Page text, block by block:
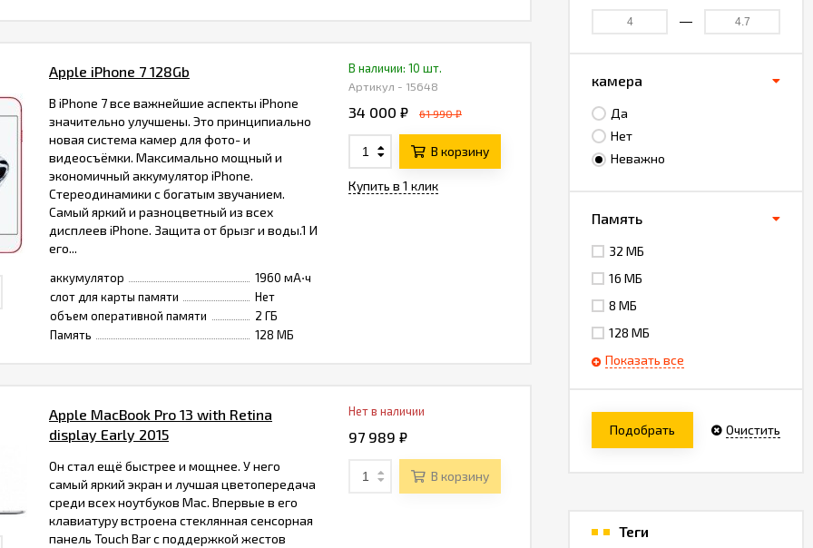
Apple iPhone 7 128Gb
В iPhone 7 все важнейшие аспекты iPhone
значительно улучшены. Это принципиально
новая система камер для фото- и
видеосъёмки. Максимально мощный и
экономичный аккумулятор iPhone.
Стереодинамики с богатым звучанием.
Самый яркий и разноцветный из всех
дисплеев iPhone. Защита от брызг и воды.1 И
его...
аккумулятор
1960 мА⋅ч
слот для карты памяти
Нет
объем оперативной памяти
2 ГБ
Память
128 МБ
В наличии: 10 шт.
Артикул - 15648
34 000 ₽ 61 990 ₽
В корзину
Купить в 1 клик
Apple MacBook Pro 13 with Retina
display Early 2015
Он стал ещё быстрее и мощнее. У него
самый яркий экран и лучшая цветопередача
среди всех ноутбуков Mac. Впервые в его
клавиатуру встроена стеклянная сенсорная
панель Touch Bar с поддержкой жестов
Нет в наличии
97 989 ₽
В корзину
камера
Да
Нет
Неважно
Память
32 МБ
16 МБ
8 МБ
128 МБ
Показать все
Подобрать Очистить
Теги